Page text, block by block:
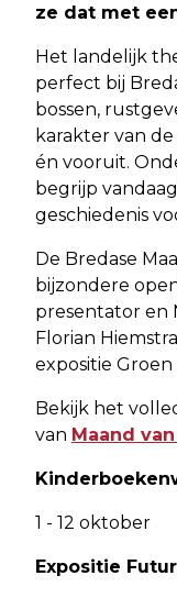
ze dat met
Het landelijk
perfect bij
bossen,
karakter van
én vooruit.
begrijp
geschiedenis
De Bredase
bijzondere
presentator en
Florian
expositie Groen
Bekijk het
van Maand
1 - 12 oktober
Expositie